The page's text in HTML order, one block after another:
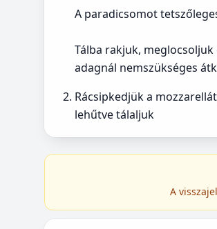
A paradicsomot
Tálba rakjuk,
adagnál nemszükséges
Rácsipkedjük a
lehűtve tálaljuk
A